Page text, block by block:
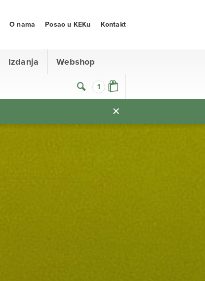
1
Izdanja Webshop
O nama Posao u KEKu Kontakt